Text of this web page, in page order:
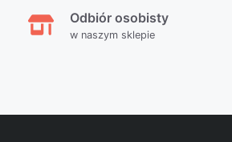
Odbiór osobisty
w naszym sklepie